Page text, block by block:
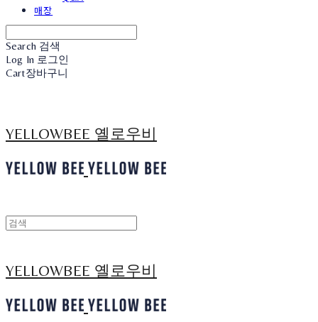
매장
Search 검색
Log In 로그인
Cart장바구니
YELLOWBEE 옐로우비
YELLOWBEE 옐로우비